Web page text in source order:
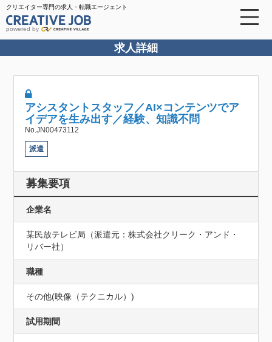
クリエイター専門の求人・転職エージェント
powered by
求人詳細
アシスタントスタッフ／AI×コンテンツでア
イデアを生み出す／経験、知識不問
No.JN00473112
派遣
募集要項
企業名
某民放テレビ局（派遣元：株式会社クリーク・アンド・
リバー社）
職種
その他(映像（テクニカル）)
試用期間